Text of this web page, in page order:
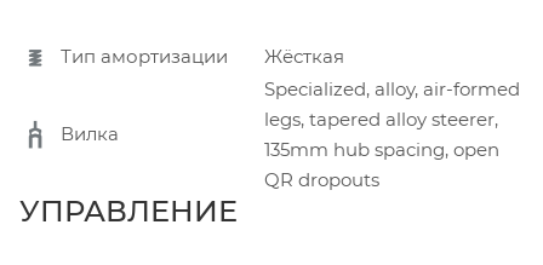
Тип амортизации Жёсткая
Вилка
Specialized, alloy, air-formed
legs, tapered alloy steerer,
135mm hub spacing, open
QR dropouts
УПРАВЛЕНИЕ